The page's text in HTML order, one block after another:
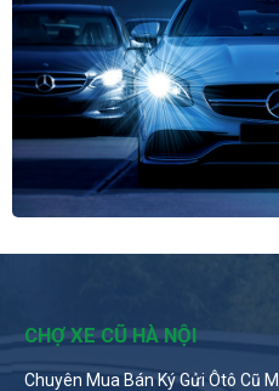
CHỢ XE CŨ HÀ NỘI
Chuyên Mua Bán Ký Gửi Ôtô Cũ